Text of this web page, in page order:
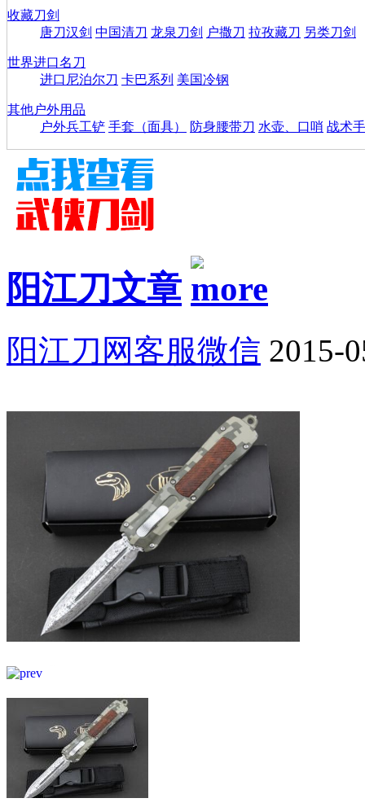
收藏刀剑
唐刀汉剑 中国清刀 龙泉刀剑 户撒刀 拉孜藏刀 另类刀剑
世界进口名刀
进口尼泊尔刀 卡巴系列 美国冷钢
其他户外用品
户外兵工铲 手套（面具） 防身腰带刀 水壶、口哨 战术
阳江刀文章
阳江刀网客服微信 2015-